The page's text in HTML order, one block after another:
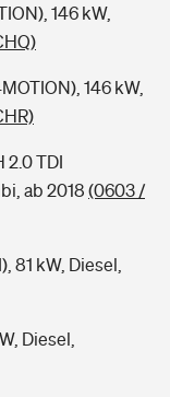
146 kW,
146 kW,
2.0 TDI
ab 2018 (0603 /
81 kW, Diesel,
Diesel,